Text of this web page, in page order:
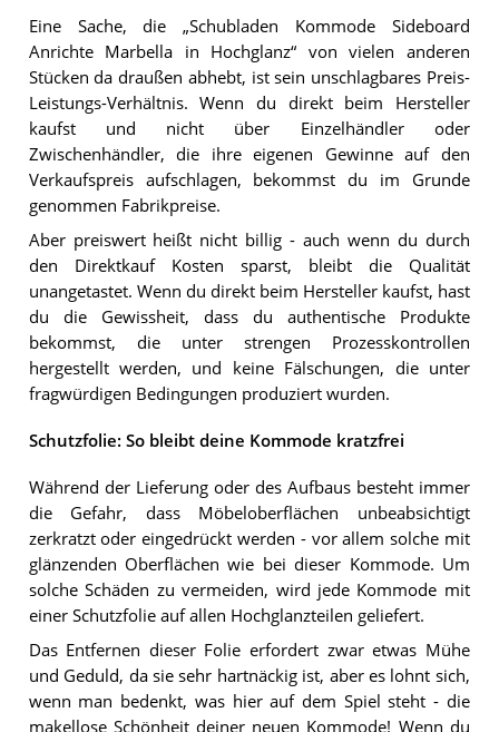
Eine Sache, die „Schubladen Kommode Sideboard
Anrichte Marbella in Hochglanz“ von vielen anderen
Stücken da draußen abhebt, ist sein unschlagbares Preis-
Leistungs-Verhältnis. Wenn du direkt beim Hersteller
kaufst und nicht über Einzelhändler oder
Zwischenhändler, die ihre eigenen Gewinne auf den
Verkaufspreis aufschlagen, bekommst du im Grunde
genommen Fabrikpreise.
Aber preiswert heißt nicht billig - auch wenn du durch
den Direktkauf Kosten sparst, bleibt die Qualität
unangetastet. Wenn du direkt beim Hersteller kaufst, hast
du die Gewissheit, dass du authentische Produkte
bekommst, die unter strengen Prozesskontrollen
hergestellt werden, und keine Fälschungen, die unter
fragwürdigen Bedingungen produziert wurden.
Schutzfolie: So bleibt deine Kommode kratzfrei
Während der Lieferung oder des Aufbaus besteht immer
die Gefahr, dass Möbeloberflächen unbeabsichtigt
zerkratzt oder eingedrückt werden - vor allem solche mit
glänzenden Oberflächen wie bei dieser Kommode. Um
solche Schäden zu vermeiden, wird jede Kommode mit
einer Schutzfolie auf allen Hochglanzteilen geliefert.
Das Entfernen dieser Folie erfordert zwar etwas Mühe
und Geduld, da sie sehr hartnäckig ist, aber es lohnt sich,
wenn man bedenkt, was hier auf dem Spiel steht - die
makellose Schönheit deiner neuen Kommode! Wenn du